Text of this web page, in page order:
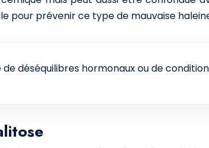
pour prévenir ce type de mauvaise
déséquilibres hormonaux ou de